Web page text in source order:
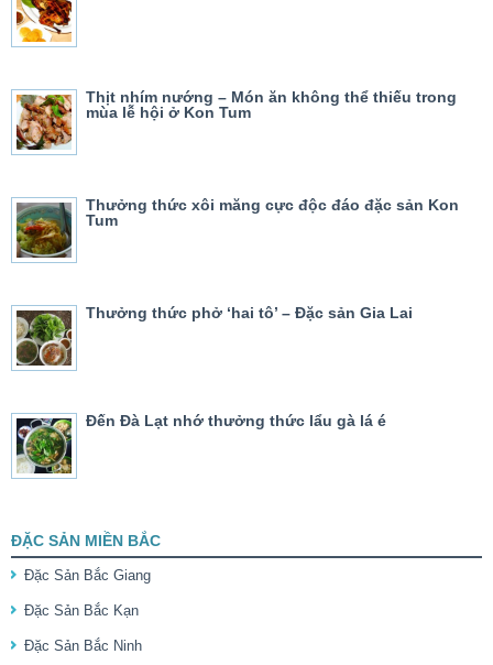
Thịt nhím nướng – Món ăn không thể thiếu trong
mùa lễ hội ở Kon Tum
Thưởng thức xôi măng cực độc đáo đặc sản Kon
Tum
Thưởng thức phở ‘hai tô’ – Đặc sản Gia Lai
Đến Đà Lạt nhớ thưởng thức lẩu gà lá é
ĐẶC SẢN MIỀN BẮC
Đặc Sản Bắc Giang
Đặc Sản Bắc Kạn
Đặc Sản Bắc Ninh